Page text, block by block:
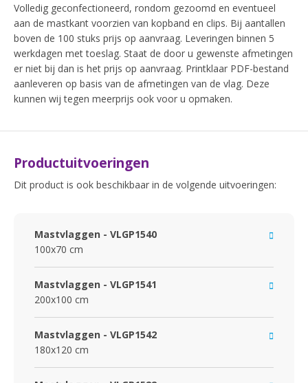
Volledig geconfectioneerd, rondom gezoomd en eventueel
aan de mastkant voorzien van kopband en clips. Bij aantallen
boven de 100 stuks prijs op aanvraag. Leveringen binnen 5
werkdagen met toeslag. Staat de door u gewenste afmetingen
er niet bij dan is het prijs op aanvraag. Printklaar PDF-bestand
aanleveren op basis van de afmetingen van de vlag. Deze
kunnen wij tegen meerprijs ook voor u opmaken.
Productuitvoeringen
Dit product is ook beschikbaar in de volgende uitvoeringen:
Mastvlaggen - VLGP1540
100x70 cm
Mastvlaggen - VLGP1541
200x100 cm
Mastvlaggen - VLGP1542
180x120 cm